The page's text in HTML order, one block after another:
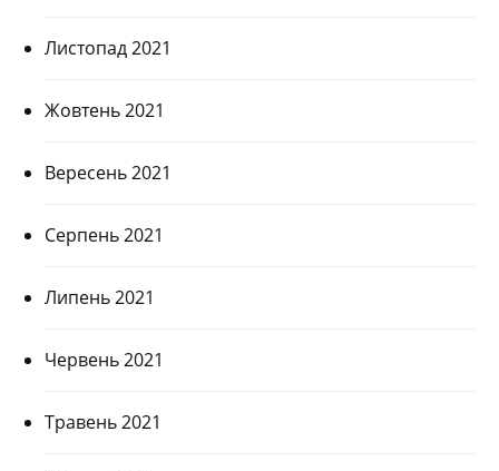
Листопад 2021
Жовтень 2021
Вересень 2021
Серпень 2021
Липень 2021
Червень 2021
Травень 2021